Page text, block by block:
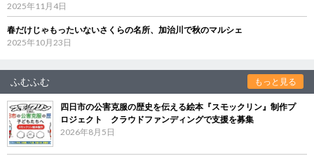
2025年11月4日
春だけじゃもったいないさくらの名所、加治川で秋のマルシェ
2025年10月23日
ふむふむ もっと見る
四日市の公害克服の歴史を伝える絵本『スモックリン』制作プ
ロジェクト クラウドファンディングで支援を募集
2026年8月5日